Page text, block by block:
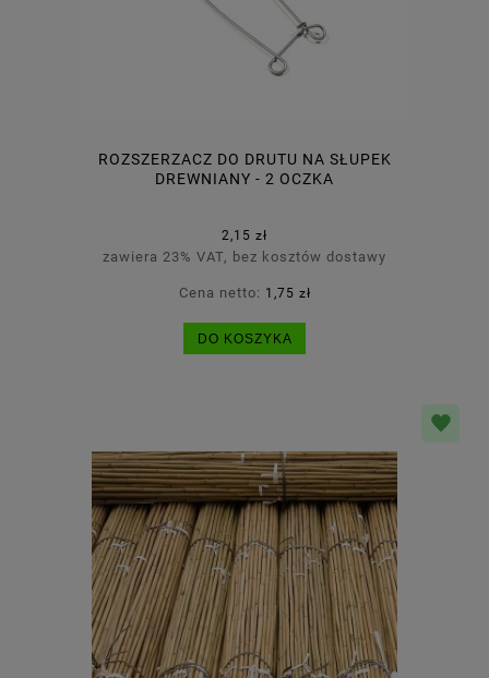
ROZSZERZACZ DO DRUTU NA SŁUPEK
DREWNIANY - 2 OCZKA
2,15 zł
zawiera 23% VAT, bez kosztów dostawy
Cena netto: 1,75 zł
DO KOSZYKA